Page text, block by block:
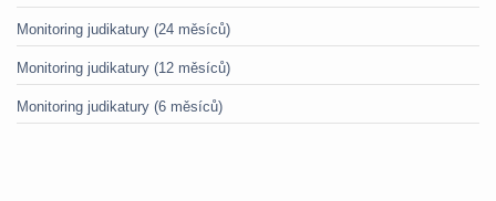
Monitoring judikatury (24 měsíců)
Monitoring judikatury (12 měsíců)
Monitoring judikatury (6 měsíců)